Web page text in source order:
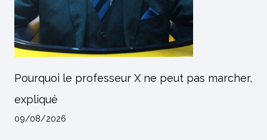
Pourquoi le professeur X ne peut pas marcher,
expliqué
09/08/2026